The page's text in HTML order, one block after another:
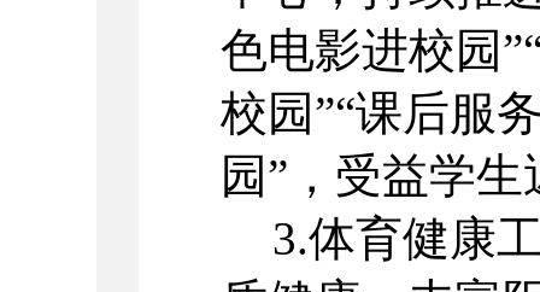
色电影进校园
校园”“课后服
园”，受益学生
3.体育健康